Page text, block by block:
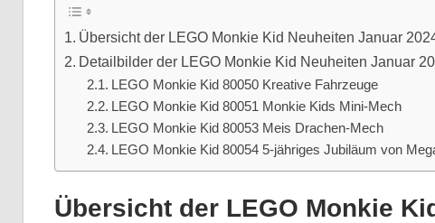
Übersicht der LEGO Monkie Kid Neuheiten Januar
Detailbilder der LEGO Monkie Kid Neuheiten Januar
LEGO Monkie Kid 80050 Kreative Fahrzeuge
LEGO Monkie Kid 80051 Monkie Kids Mini-Mech
LEGO Monkie Kid 80053 Meis Drachen-Mech
LEGO Monkie Kid 80054 5-jähriges Jubiläum von
Übersicht der LEGO Monkie